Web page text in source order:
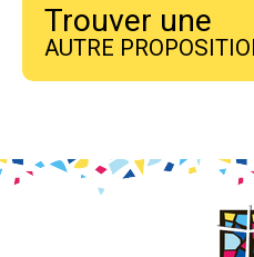
Trouver une
AUTRE